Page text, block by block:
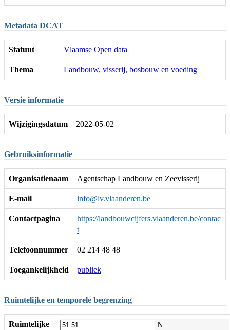
Metadata DCAT
Statuut Vlaamse Open data
Thema Landbouw, visserij, bosbouw en voeding
Versie informatie
Wijzigingsdatum 2022-05-02
Gebruiksinformatie
Organisatienaam Agentschap Landbouw en Zeevisserij
E-mail info@lv.vlaanderen.be
Contactpagina
https://landbouwcijfers.vlaanderen.be/contac
t
Telefoonnummer 02 214 48 48
Toegankelijkheid publiek
Ruimtelijke en temporele begrenzing
Ruimtelijke
N